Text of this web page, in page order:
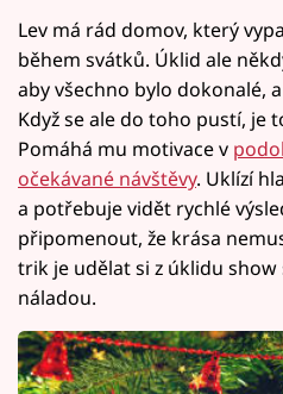
Lev má rád domov, který
během svátků. Úklid ale
aby všechno bylo dokonalé,
Když se ale do toho pustí, je
Pomáhá mu motivace v
očekávané návštěvy. Uklízí
a potřebuje vidět rychlé
připomenout, že krása
trik je udělat si z úklidu
náladou.